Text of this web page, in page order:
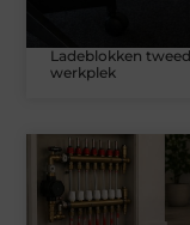
Ladeblokken
werkplek